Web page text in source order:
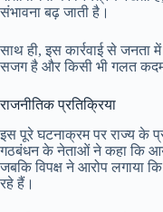
संभावना बढ़ जाती है।
साथ ही, इस कार्रवाई से जनता
सजग है और किसी भी गलत कदम
राजनीतिक प्रतिक्रिया
इस पूरे घटनाक्रम पर राज्य के
गठबंधन के नेताओं ने कहा कि
जबकि विपक्ष ने आरोप लगाया
रहे हैं।